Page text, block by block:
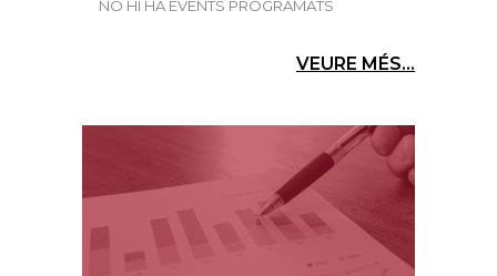
NO HI HA EVENTS PROGRAMATS
VEURE MÉS...